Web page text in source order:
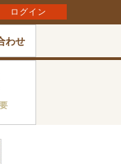
わせ
ログイン